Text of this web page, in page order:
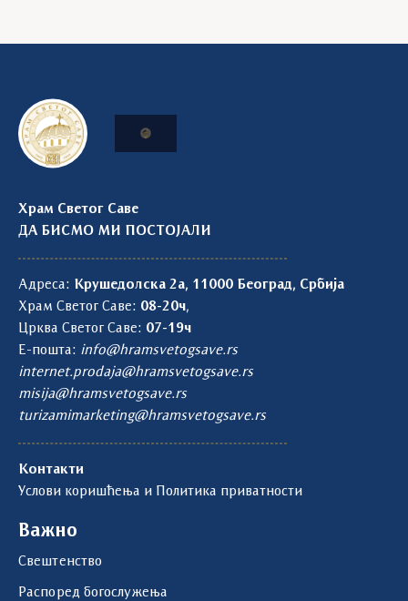
Храм Светог Саве
ДА БИСМО МИ ПОСТОЈАЛИ
Адреса: Крушедолска 2а, 11000 Београд, Србија
Храм Светог Саве: 08-20ч,
Црква Светог Саве: 07-19ч
Е-пошта: info@hramsvetogsave.rs
internet.prodaja@hramsvetogsave.rs
misija@hramsvetogsave.rs
turizamimarketing@hramsvetogsave.rs
Контакти
Услови коришћења и Политика приватности
Важно
Свештенство
Распоред богослужења